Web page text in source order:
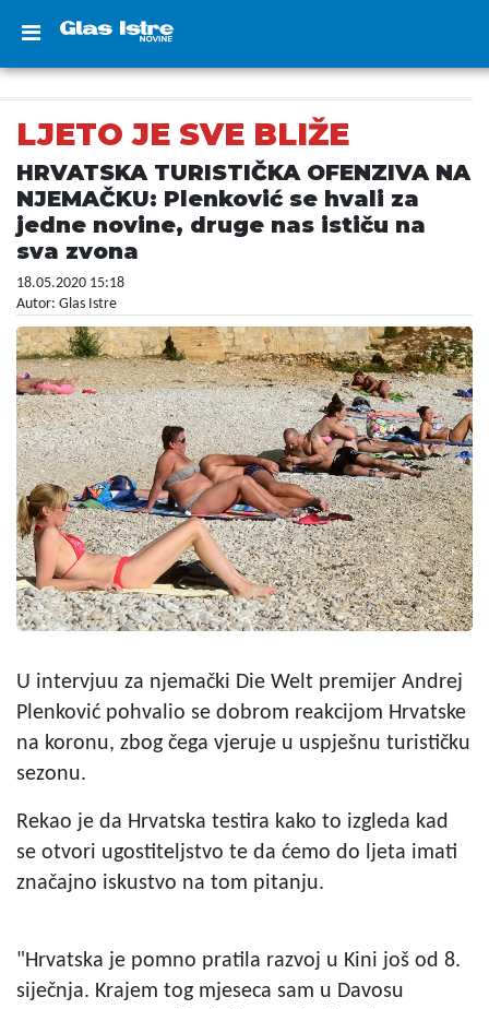
LJETO JE SVE BLIŽE
HRVATSKA TURISTIČKA OFENZIVA NA
NJEMAČKU: Plenković se hvali za
jedne novine, druge nas ističu na
sva zvona
18.05.2020 15:18
Autor: Glas Istre
U intervjuu za njemački Die Welt premijer Andrej
Plenković pohvalio se dobrom reakcijom Hrvatske
na koronu, zbog čega vjeruje u uspješnu turističku
sezonu.
Rekao je da Hrvatska testira kako to izgleda kad
se otvori ugostiteljstvo te da ćemo do ljeta imati
značajno iskustvo na tom pitanju.
"Hrvatska je pomno pratila razvoj u Kini još od 8.
siječnja. Krajem tog mjeseca sam u Davosu